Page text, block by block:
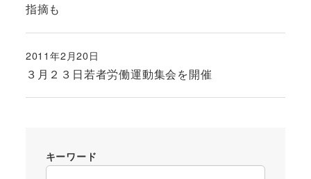
指摘も
３月２３日若者労働運動集会を開催
投稿日
2011年2月20日
キーワード